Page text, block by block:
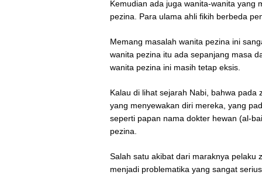
Kemudian ada juga wanita-wanita yang
pezina. Para ulama ahli fikih berbeda
Memang masalah wanita pezina ini
wanita pezina itu ada sepanjang masa
wanita pezina ini masih tetap eksis.
Kalau di lihat sejarah Nabi, bahwa
yang menyewakan diri mereka, yang
seperti papan nama dokter hewan (al-
pezina.
Salah satu akibat dari maraknya pelaku
menjadi problematika yang sangat